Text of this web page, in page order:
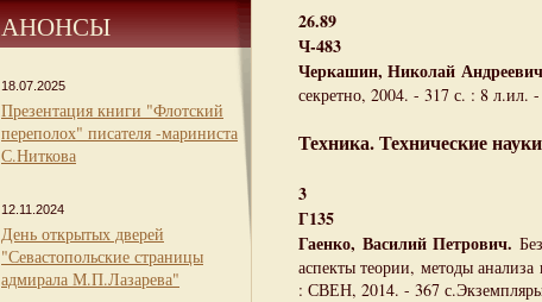
АНОНСЫ
18.07.2025
Презентация книги "Флотский
переполох" писателя -мариниста
С.Ниткова
12.11.2024
День открытых дверей
"Севастопольские страницы
адмирала М.П.Лазарева"
26.89
Ч-483
Черкашин, Николай Андреевич
секретно, 2004. - 317 с. : 8 л.ил.
Техника. Технические науки
3
Г135
Гаенко, Василий Петрович.
аспекты теории, методы
: СВЕН, 2014. - 367